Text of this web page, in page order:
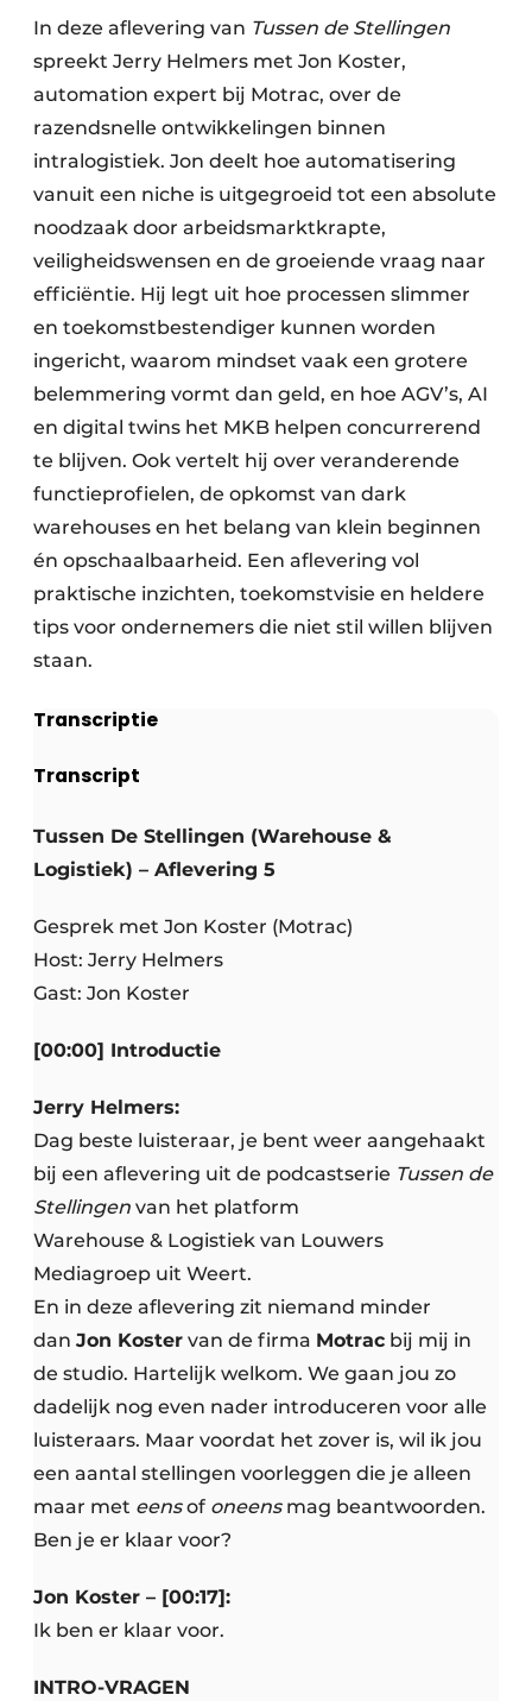
In deze aflevering van Tussen de Stellingen
spreekt Jerry Helmers met Jon Koster,
automation expert bij Motrac, over de
razendsnelle ontwikkelingen binnen
intralogistiek. Jon deelt hoe automatisering
vanuit een niche is uitgegroeid tot een absolute
noodzaak door arbeidsmarktkrapte,
veiligheidswensen en de groeiende vraag naar
efficiëntie. Hij legt uit hoe processen slimmer
en toekomstbestendiger kunnen worden
ingericht, waarom mindset vaak een grotere
belemmering vormt dan geld, en hoe AGV’s, AI
en digital twins het MKB helpen concurrerend
te blijven. Ook vertelt hij over veranderende
functieprofielen, de opkomst van dark
warehouses en het belang van klein beginnen
én opschaalbaarheid. Een aflevering vol
praktische inzichten, toekomstvisie en heldere
tips voor ondernemers die niet stil willen blijven
staan.
Transcriptie
Transcript
Tussen De Stellingen (Warehouse &
Logistiek) – Aflevering 5
Gesprek met Jon Koster (Motrac)
Host: Jerry Helmers
Gast: Jon Koster
[00:00] Introductie
Jerry Helmers:
Dag beste luisteraar, je bent weer aangehaakt
bij een aflevering uit de podcastserie Tussen de
Stellingen van het platform
Warehouse & Logistiek van Louwers
Mediagroep uit Weert.
En in deze aflevering zit niemand minder
dan Jon Koster van de firma Motrac bij mij in
de studio. Hartelijk welkom. We gaan jou zo
dadelijk nog even nader introduceren voor alle
luisteraars. Maar voordat het zover is, wil ik jou
een aantal stellingen voorleggen die je alleen
maar met eensof oneensmag beantwoorden.
Ben je er klaar voor?
Jon Koster – [00:17]:
Ik ben er klaar voor.
INTRO-VRAGEN